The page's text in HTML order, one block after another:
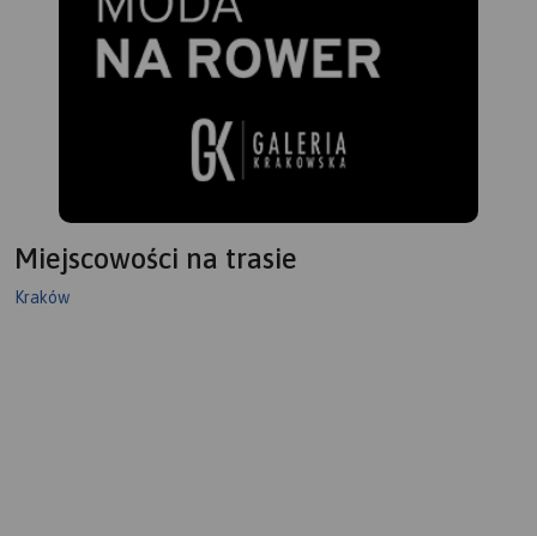
Miejscowości na trasie
Kraków